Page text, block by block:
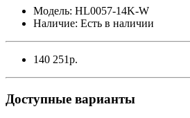
Модель: HL0057-14K-W
Наличие: Есть в наличии
140 251р.
Доступные варианты